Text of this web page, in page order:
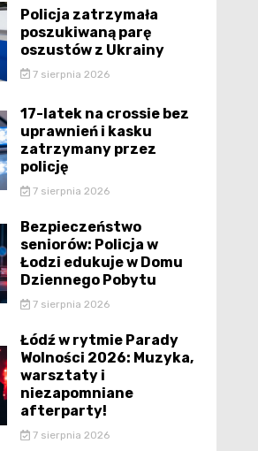
Policja zatrzymała
poszukiwaną parę
oszustów z Ukrainy
7 sierpnia 2026
17-latek na crossie bez
uprawnień i kasku
zatrzymany przez
policję
7 sierpnia 2026
Bezpieczeństwo
seniorów: Policja w
Łodzi edukuje w Domu
Dziennego Pobytu
7 sierpnia 2026
Łódź w rytmie Parady
Wolności 2026: Muzyka,
warsztaty i
niezapomniane
afterparty!
7 sierpnia 2026